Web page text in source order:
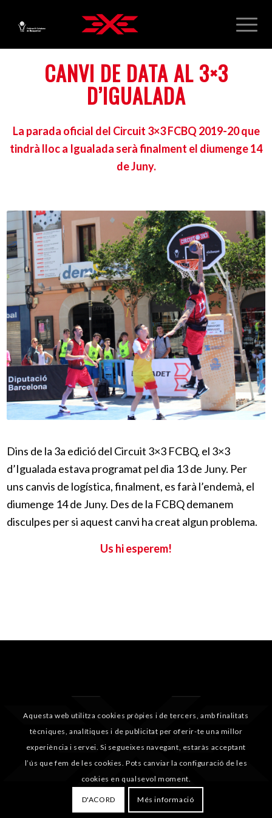
CANVI DE DATA AL 3×3
D’IGUALADA
La parada oficial del Circuit 3×3 FCBQ 2019-20 que
tindrà lloc a Igualada serà finalment el diumenge 14
de Juny.
Dins de la 3a edició del Circuit 3×3 FCBQ, el 3×3
d’Igualada estava programat pel dia 13 de Juny. Per
uns canvis de logística, finalment, es farà l’endemà, el
diumenge 14 de Juny. Des de la FCBQ demanem
disculpes per si aquest canvi ha creat algun problema.
Us hi esperem!
Aquesta web utilitza cookies pròpies i de tercers, amb finalitats
tècniques, analítiques i de publicitat per oferir-te una millor
experiència i servei. Si segueixes navegant, estaràs acceptant
l’ús que fem de les cookies. Pots canviar la configuració de les
cookies en qualsevol moment.
D'ACORD Més informació